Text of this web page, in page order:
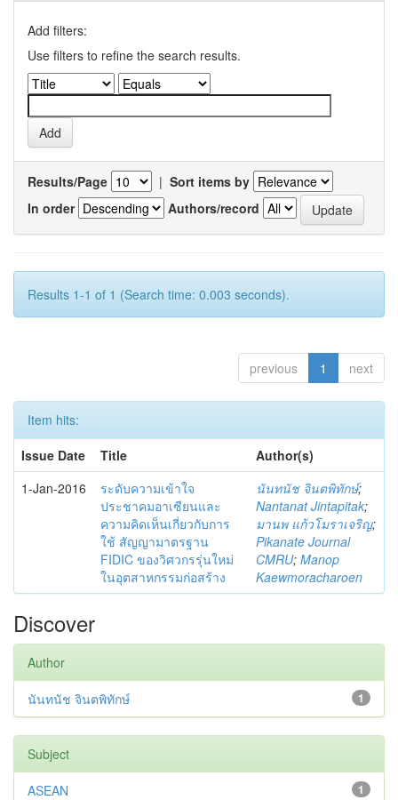
Add filters:
Use filters to refine the search results.
Results/Page | Sort items by
In order
Authors/record
Results 1-1 of 1 (Search time: 0.003 seconds).
previous 1 next
Item hits:
Issue Date
Title
Author(s)
1-Jan-2016
ระดับความเข้าใจ
ประชาคมอาเซียนและ
ความคิดเห็นเกี่ยวกับการ
ใช้ สัญญามาตรฐาน
FIDIC ของวิศวกรรุ่นใหม่
ในอุตสาหกรรมก่อสร้าง
นันทนัช จินตพิทักษ์;
Nantanat Jintapitak;
มานพ แก้วโมราเจริญ;
Pikanate Journal
CMRU; Manop
Kaewmoracharoen
Discover
Author
1
นันทนัช จินตพิทักษ์
Subject
1
ASEAN